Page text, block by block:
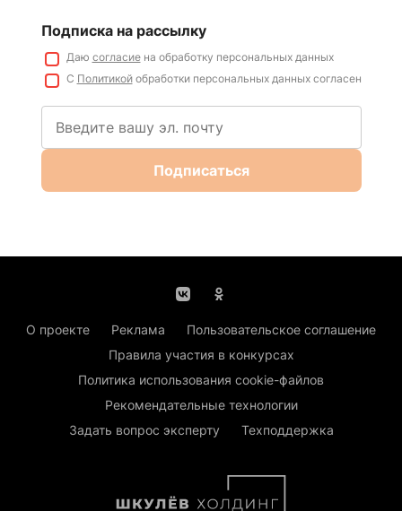
Подписка на рассылку
Даю согласиена обработку персональных данных
С Политикойобработки персональных данных согласен
Подписаться
О проекте Реклама
Пользовательское соглашение
Правила участия в конкурсах
Политика использования cookie-файлов
Рекомендательные технологии
Задать вопрос эксперту
Техподдержка